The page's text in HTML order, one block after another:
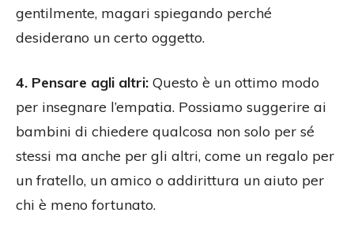
gentilmente, magari spiegando perché
desiderano un certo oggetto.
4. Pensare agli altri: Questo è un ottimo modo
per insegnare l’empatia. Possiamo suggerire ai
bambini di chiedere qualcosa non solo per sé
stessi ma anche per gli altri, come un regalo per
un fratello, un amico o addirittura un aiuto per
chi è meno fortunato.